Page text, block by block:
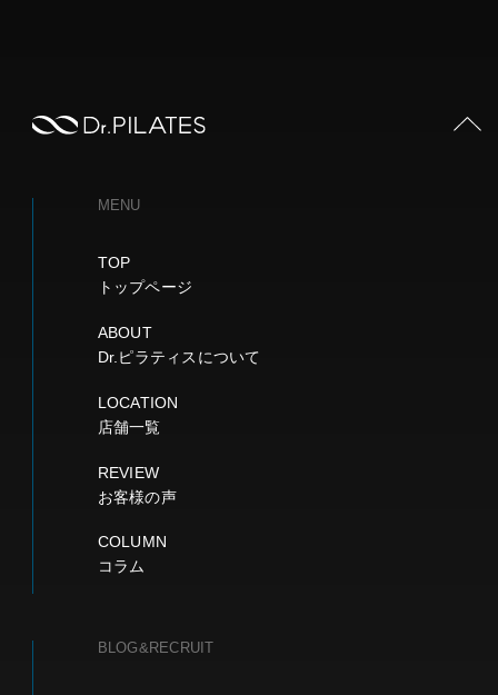
MENU
TOP
トップページ
ABOUT
Dr.ピラティスについて
LOCATION
店舗一覧
REVIEW
お客様の声
COLUMN
コラム
BLOG&RECRUIT